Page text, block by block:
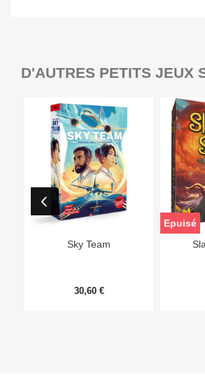
D'AUTRES PETITS JEUX
Sky Team
30,60 €
Epuisé